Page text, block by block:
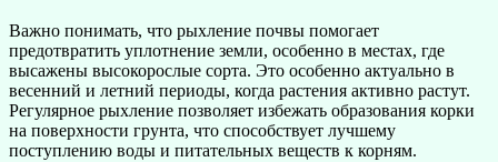
Важно понимать, что рыхление почвы помогает
предотвратить уплотнение земли, особенно в местах, где
высажены высокорослые сорта. Это особенно актуально в
весенний и летний периоды, когда растения активно растут.
Регулярное рыхление позволяет избежать образования корки
на поверхности грунта, что способствует лучшему
поступлению воды и питательных веществ к корням.